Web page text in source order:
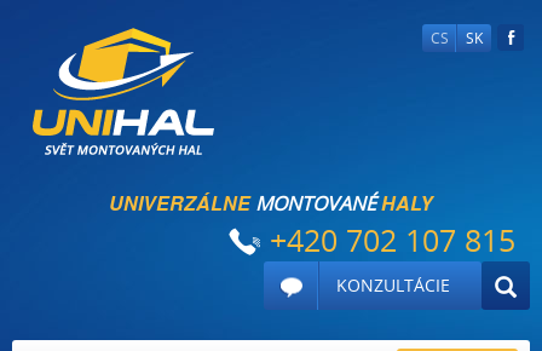
CS SK
UNIVERZÁLNEMONTOVANÉHALY
+420 702 107 815
KONZULTÁCIE